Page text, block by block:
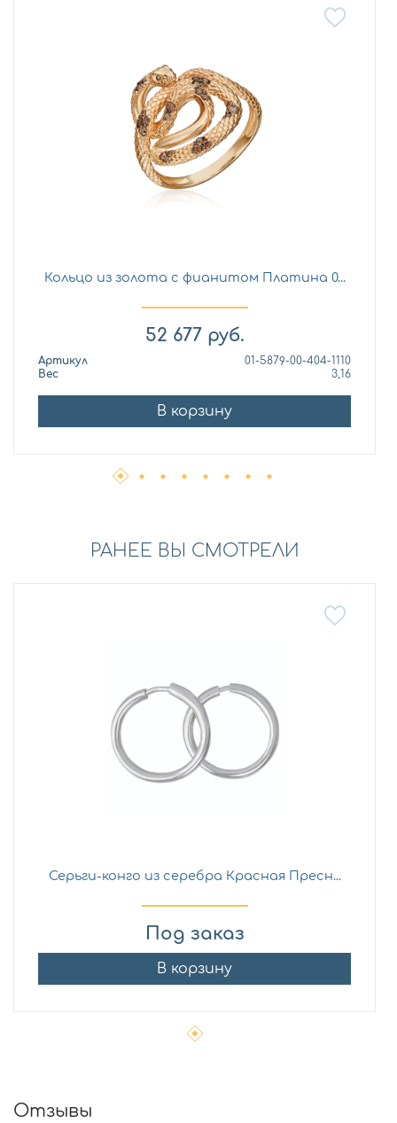
Кольцо из золота с фианитом Платина 0...
52 677 руб.
Артикул
01-5879-00-404-1110
Вес
3,16
В корзину
РАНЕЕ ВЫ СМОТРЕЛИ
Серьги-конго из серебра Красная Пресн...
Под заказ
В корзину
Отзывы